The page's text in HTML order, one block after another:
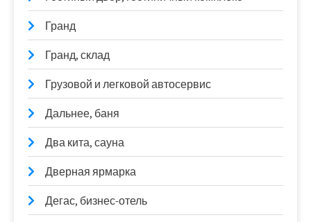
Гранд
Гранд, склад
Грузовой и легковой автосервис
Дальнее, баня
Два кита, сауна
Дверная ярмарка
Дегас, бизнес-отель